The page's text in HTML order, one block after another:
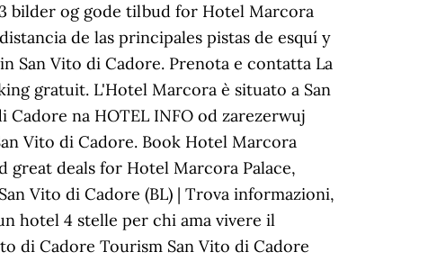
bilder og gode tilbud for Hotel Marcora
de las principales pistas de esquí y
San Vito di Cadore. Prenota e contatta La
gratuit. L'Hotel Marcora è situato a San
na HOTEL INFO od zarezerwuj
Vito di Cadore. Book Hotel Marcora
great deals for Hotel Marcora Palace,
Vito di Cadore (BL) | Trova informazioni,
hotel 4 stelle per chi ama vivere il
di Cadore Tourism San Vito di Cadore